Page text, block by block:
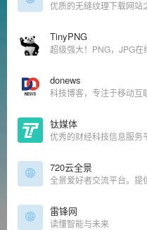
TinyPNG
超级强大！PNG，JPG在
donews
科技博客，专注于移动互
钛媒体
优秀的财经科技信息服务
720云全景
全景爱好者交流平台。提
雷锋网
读懂智能与未来